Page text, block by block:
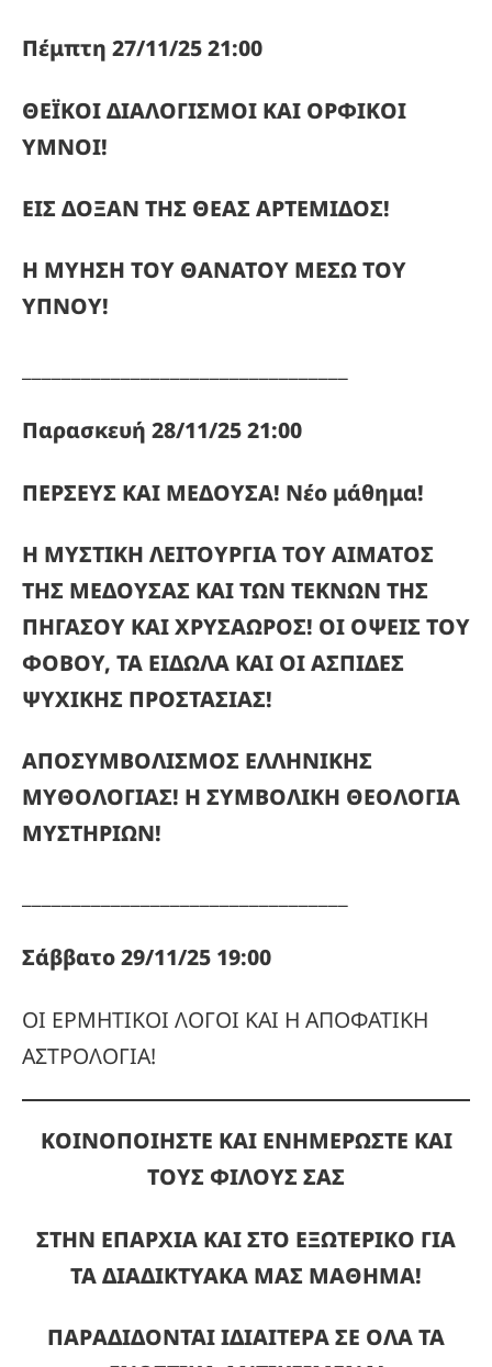
Πέμπτη 27/11/25 21:00
ΘΕΪΚΟΙ ΔΙΑΛΟΓΙΣΜΟΙ ΚΑΙ ΟΡΦΙΚΟΙ
ΥΜΝΟΙ!
ΕΙΣ ΔΟΞΑΝ ΤΗΣ ΘΕΑΣ ΑΡΤΕΜΙΔΟΣ!
Η ΜΥΗΣΗ ΤΟΥ ΘΑΝΑΤΟΥ ΜΕΣΩ ΤΟΥ
ΥΠΝΟΥ!
Παρασκευή 28/11/25 21:00
ΠΕΡΣΕΥΣ ΚΑΙ ΜΕΔΟΥΣΑ! Νέο μάθημα!
Η ΜΥΣΤΙΚΗ ΛΕΙΤΟΥΡΓΙΑ ΤΟΥ ΑΙΜΑΤΟΣ
ΤΗΣ ΜΕΔΟΥΣΑΣ ΚΑΙ ΤΩΝ ΤΕΚΝΩΝ ΤΗΣ
ΠΗΓΑΣΟΥ ΚΑΙ ΧΡΥΣΑΩΡΟΣ! ΟΙ ΟΨΕΙΣ ΤΟΥ
ΦΟΒΟΥ, ΤΑ ΕΙΔΩΛΑ ΚΑΙ ΟΙ ΑΣΠΙΔΕΣ
ΨΥΧΙΚΗΣ ΠΡΟΣΤΑΣΙΑΣ!
ΑΠΟΣΥΜΒΟΛΙΣΜΟΣ ΕΛΛΗΝΙΚΗΣ
ΜΥΘΟΛΟΓΙΑΣ! Η ΣΥΜΒΟΛΙΚΗ ΘΕΟΛΟΓΙΑ
ΜΥΣΤΗΡΙΩΝ!
Σάββατο 29/11/25 19:00
ΟΙ ΕΡΜΗΤΙΚΟΙ ΛΟΓΟΙ ΚΑΙ Η ΑΠΟΦΑΤΙΚΗ
ΑΣΤΡΟΛΟΓΙΑ!
ΚΟΙΝΟΠΟΙΗΣΤΕ ΚΑΙ ΕΝΗΜΕΡΩΣΤΕ ΚΑΙ
ΤΟΥΣ ΦΙΛΟΥΣ ΣΑΣ
ΣΤΗΝ ΕΠΑΡΧΙΑ ΚΑΙ ΣΤΟ ΕΞΩΤΕΡΙΚΟ ΓΙΑ
ΤΑ ΔΙΑΔΙΚΤΥΑΚΑ ΜΑΣ ΜΑΘΗΜΑ!
ΠΑΡΑΔΙΔΟΝΤΑΙ ΙΔΙΑΙΤΕΡΑ ΣΕ ΟΛΑ ΤΑ